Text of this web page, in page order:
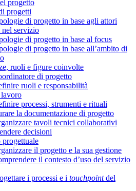
progetto
progetti
di progetto in base agli attori
servizio
di progetto in base al focus
di progetto in base all’ambito di
ruoli e figure coinvolte
di progetto
ruoli e responsabilità
processi, strumenti e rituali
la documentazione di progetto
tavoli tecnici collaborativi
decisioni
progettuale
il progetto e la sua gestione
il contesto d’uso del servizio
i processi e i touchpointdel